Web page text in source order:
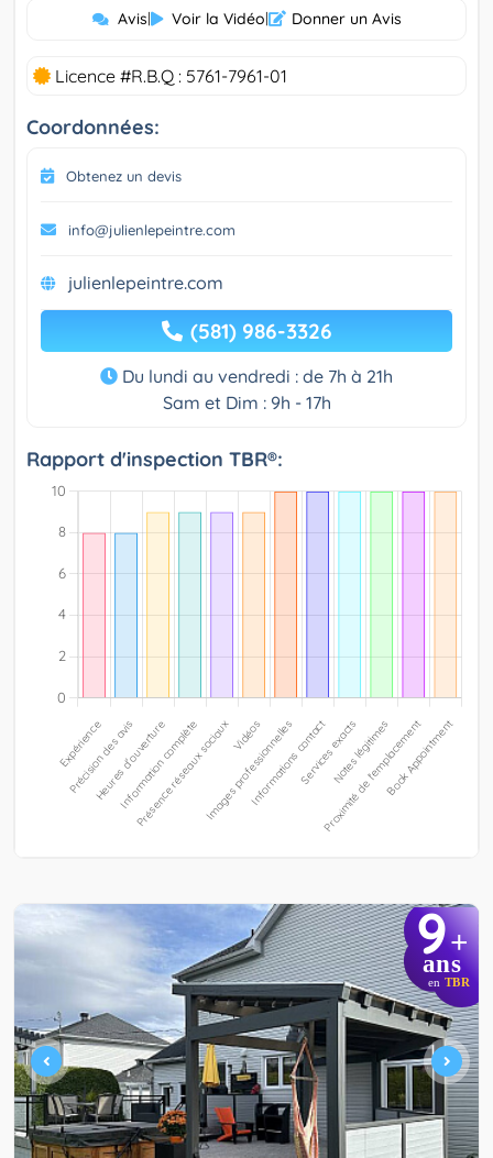
Avis| Voir la Vidéo| Donner un Avis
Licence #R.B.Q : 5761-7961-01
Coordonnées:
Obtenez un devis
info@julienlepeintre.com
julienlepeintre.com
(581) 986-3326
Du lundi au vendredi : de 7h à 21h
Sam et Dim : 9h - 17h
Rapport d'inspection TBR®:
9+
ans
en TBR